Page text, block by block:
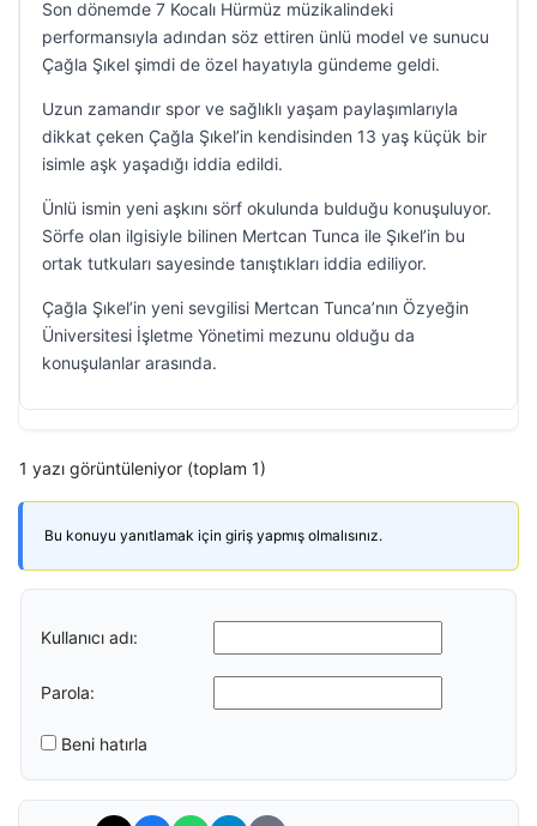
Son dönemde 7 Kocalı Hürmüz müzikalindeki
performansıyla adından söz ettiren ünlü model ve sunucu
Çağla Şıkel şimdi de özel hayatıyla gündeme geldi.
Uzun zamandır spor ve sağlıklı yaşam paylaşımlarıyla
dikkat çeken Çağla Şıkel’in kendisinden 13 yaş küçük bir
isimle aşk yaşadığı iddia edildi.
Ünlü ismin yeni aşkını sörf okulunda bulduğu konuşuluyor.
Sörfe olan ilgisiyle bilinen Mertcan Tunca ile Şıkel’in bu
ortak tutkuları sayesinde tanıştıkları iddia ediliyor.
Çağla Şıkel’in yeni sevgilisi Mertcan Tunca’nın Özyeğin
Üniversitesi İşletme Yönetimi mezunu olduğu da
konuşulanlar arasında.
1 yazı görüntüleniyor (toplam 1)
Bu konuyu yanıtlamak için giriş yapmış olmalısınız.
Kullanıcı adı:
Parola:
Beni hatırla